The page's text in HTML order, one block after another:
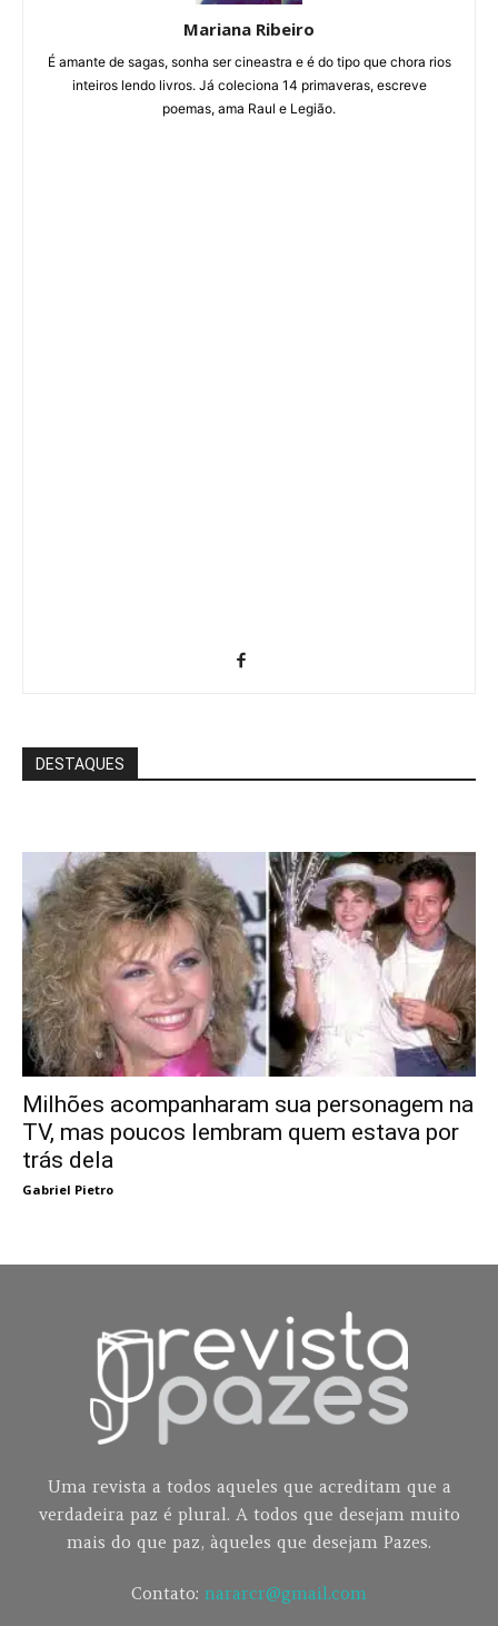
Mariana Ribeiro
É amante de sagas, sonha ser cineastra e é do tipo que chora rios
inteiros lendo livros. Já coleciona 14 primaveras, escreve
poemas, ama Raul e Legião.
DESTAQUES
Milhões acompanharam sua personagem na
TV, mas poucos lembram quem estava por
trás dela
Gabriel Pietro
Uma revista a todos aqueles que acreditam que a
verdadeira paz é plural. A todos que desejam muito
mais do que paz, àqueles que desejam Pazes.
Contato: nararcr@gmail.com